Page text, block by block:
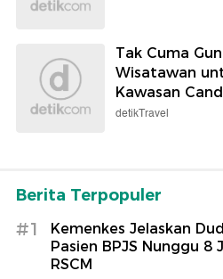
Tak Cuma
Wisatawan
Kawasan
detikTravel
Berita Terpopuler
#1
Kemenkes Jelaskan
Pasien BPJS Nunggu 8
RSCM